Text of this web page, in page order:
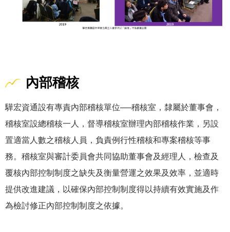
內部稽核
驊宏資通設有專責內部稽核單位──稽核室，隸屬於董事會，
稽核室設總稽核一人，督導稽核室辦理內部稽核作業，另設
置適當人數之稽核人員，負責例行性稽核和專案稽核等事
務。稽核室與審計委員會共同協助董事會及經理人，檢查及
覆核內部控制制度之缺失及衡量營運之效果及效率，並適時
提供改進建議，以確保內部控制制度得以持續有效實施及作
為檢討修正內部控制制度之依據。